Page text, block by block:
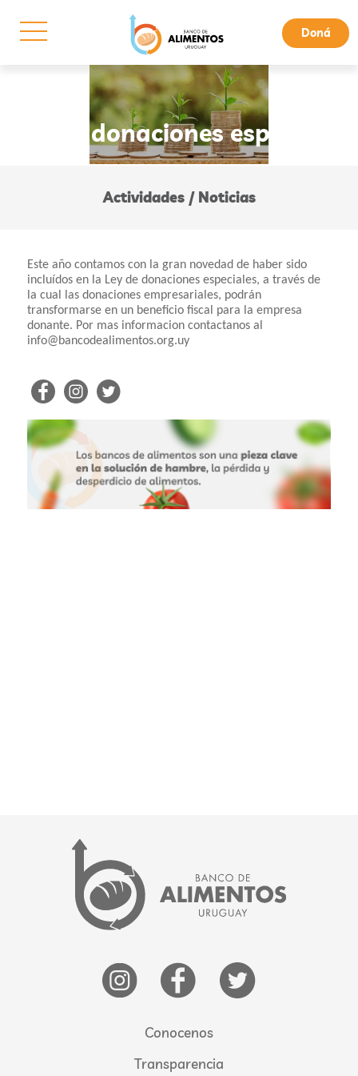
Doná
Ley de donaciones especiales
Actividades / Noticias
Este año contamos con la gran novedad de haber sido
incluídos en la Ley de donaciones especiales, a través de
la cual las donaciones empresariales, podrán
transformarse en un beneficio fiscal para la empresa
donante. Por mas informacion contactanos al
info@bancodealimentos.org.uy
Conocenos
Transparencia